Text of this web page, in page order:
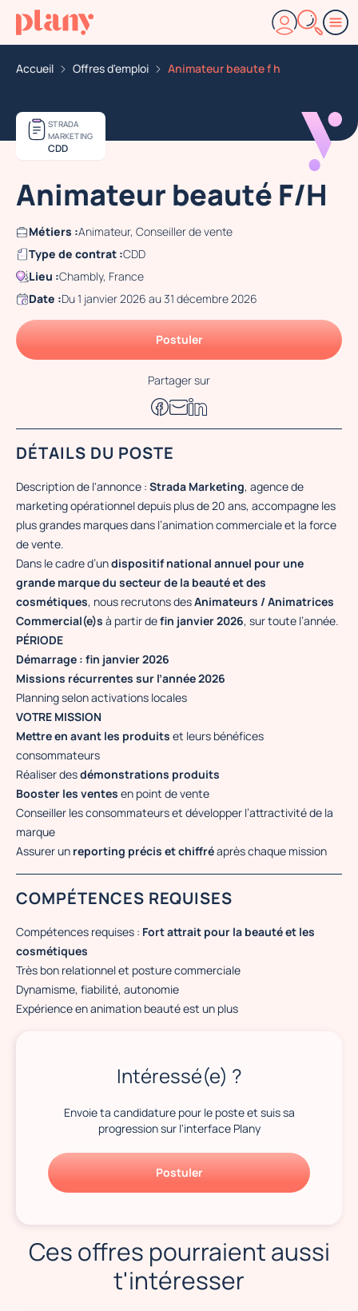
Accueil Offres d'emploi Animateur beaute f h
STRADA
MARKETING
CDD
Animateur beauté F/H
Métiers :Animateur, Conseiller de vente
Type de contrat :CDD
Lieu :Chambly, France
Date :Du 1 janvier 2026 au 31 décembre 2026
Postuler
Partager sur
DÉTAILS DU POSTE
Description de l'annonce : Strada Marketing, agence de
marketing opérationnel depuis plus de 20 ans, accompagne les
plus grandes marques dans l’animation commerciale et la force
de vente.
Dans le cadre d’undispositif national annuel pour une
grande marque du secteur de la beauté et des
cosmétiques, nous recrutons desAnimateurs / Animatrices
Commercial(e)s à partir defin janvier 2026, sur toute l’année.
PÉRIODE
Démarrage : fin janvier 2026
Missions récurrentes sur l’année 2026
Planning selon activations locales
VOTRE MISSION
Mettre en avant les produits et leurs bénéfices
consommateurs
Réaliser desdémonstrations produits
Booster les ventes en point de vente
Conseiller les consommateurs et développer l’attractivité de la
marque
Assurer un reporting précis et chiffréaprès chaque mission
COMPÉTENCES REQUISES
Compétences requises : Fort attrait pour la beauté et les
cosmétiques
Très bon relationnel et posture commerciale
Dynamisme, fiabilité, autonomie
Expérience en animation beauté est un plus
Intéressé(e) ?
Envoie ta candidature pour le poste et suis sa
progression sur l'interface Plany
Postuler
Ces offres pourraient aussi
t'intéresser